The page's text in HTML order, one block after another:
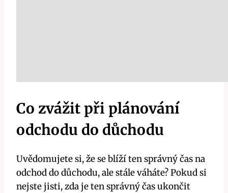
Co zvážit při plánování
odchodu do důchodu
Uvědomujete si, že se blíží ten správný čas na
odchod do důchodu, ale stále váháte? Pokud si
nejste jisti, zda je ten správný čas ukončit